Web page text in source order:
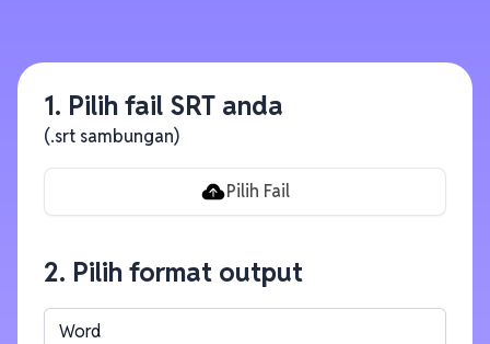
1. Pilih fail SRT anda
(.srt sambungan)
Pilih Fail
2. Pilih format output
Word